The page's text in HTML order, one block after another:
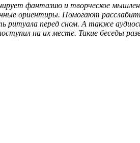
фантазию и творческое
ориентиры. Помогают
перед сном. А также
на их месте. Такие беседы